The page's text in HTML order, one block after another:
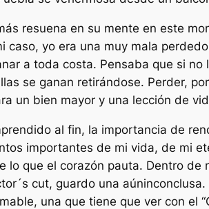
resuena en su mente en este
yo era una muy mala
a toda costa. Pensaba que si
se ganan retirándose. Perder,
un bien mayor y una lección de
al fin, la importancia de
importantes de mi vida, de mi
que el corazón pauta. Dentro
cut, guardo una
una que tiene que ver con el